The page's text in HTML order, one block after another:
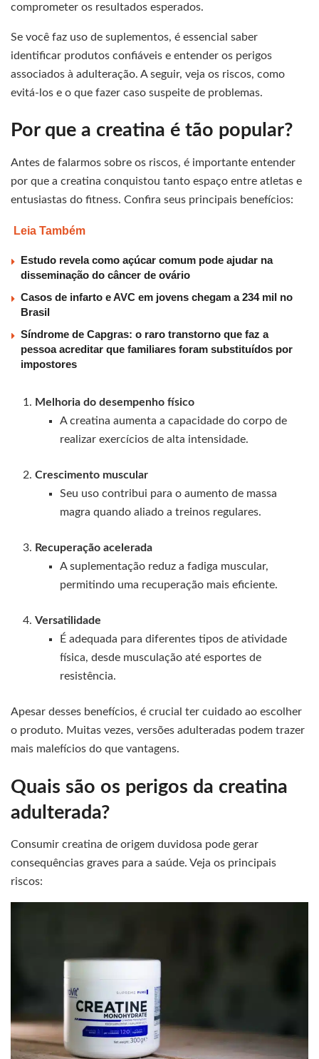
comprometer os resultados esperados.
Se você faz uso de suplementos, é essencial saber
identificar produtos confiáveis e entender os perigos
associados à adulteração. A seguir, veja os riscos, como
evitá-los e o que fazer caso suspeite de problemas.
Por que a creatina é tão popular?
Antes de falarmos sobre os riscos, é importante entender
por que a creatina conquistou tanto espaço entre atletas e
entusiastas do fitness. Confira seus principais benefícios:
Leia Também
Estudo revela como açúcar comum pode ajudar na
disseminação do câncer de ovário
Casos de infarto e AVC em jovens chegam a 234 mil no
Brasil
Síndrome de Capgras: o raro transtorno que faz a
pessoa acreditar que familiares foram substituídos por
impostores
Melhoria do desempenho físico
A creatina aumenta a capacidade do corpo de
realizar exercícios de alta intensidade.
Crescimento muscular
Seu uso contribui para o aumento de massa
magra quando aliado a treinos regulares.
Recuperação acelerada
A suplementação reduz a fadiga muscular,
permitindo uma recuperação mais eficiente.
Versatilidade
É adequada para diferentes tipos de atividade
física, desde musculação até esportes de
resistência.
Apesar desses benefícios, é crucial ter cuidado ao escolher
o produto. Muitas vezes, versões adulteradas podem trazer
mais malefícios do que vantagens.
Quais são os perigos da creatina
adulterada?
Consumir creatina de origem duvidosa pode gerar
consequências graves para a saúde. Veja os principais
riscos: